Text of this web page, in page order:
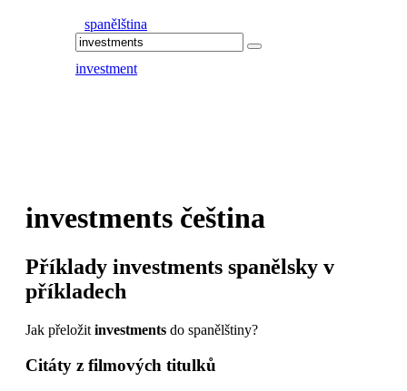
spanělština
investment
investments čeština
Příklady investments spanělsky v
příkladech
Jak přeložit investments do spanělštiny?
Citáty z filmových titulků